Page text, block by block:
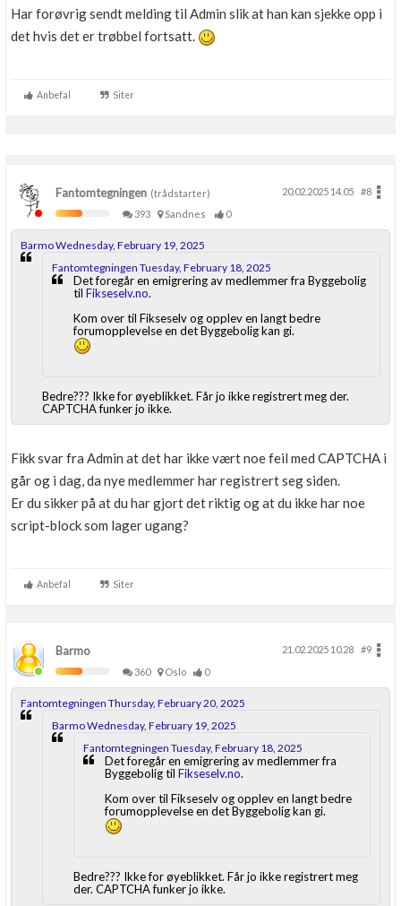
Har forøvrig sendt melding til Admin slik at han kan sjekke opp i
det hvis det er trøbbel fortsatt.
Anbefal Siter
Fantomtegningen (trådstarter) 20.02.2025 14.05
#8
393
Sandnes 0
Barmo Wednesday, February 19, 2025
Fantomtegningen Tuesday, February 18, 2025
Det foregår en emigrering av medlemmer fra Byggebolig
til Fikseselv.no.
Kom over til Fikseselv og opplev en langt bedre
forumopplevelse en det Byggebolig kan gi.
Bedre??? Ikke for øyeblikket. Får jo ikke registrert meg der.
CAPTCHA funker jo ikke.
Fikk svar fra Admin at det har ikke vært noe feil med CAPTCHA i
går og i dag, da nye medlemmer har registrert seg siden.
Er du sikker på at du har gjort det riktig og at du ikke har noe
script-block som lager ugang?
Anbefal Siter
Barmo 21.02.2025 10.28
#9
360
Oslo 0
Fantomtegningen Thursday, February 20, 2025
Barmo Wednesday, February 19, 2025
Fantomtegningen Tuesday, February 18, 2025
Det foregår en emigrering av medlemmer fra
Byggebolig til Fikseselv.no.
Kom over til Fikseselv og opplev en langt bedre
forumopplevelse en det Byggebolig kan gi.
Bedre??? Ikke for øyeblikket. Får jo ikke registrert meg
der. CAPTCHA funker jo ikke.